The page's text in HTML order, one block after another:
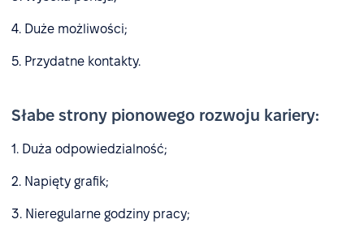
4. Duże możliwości;
5. Przydatne kontakty.
Słabe strony pionowego rozwoju kariery:
1. Duża odpowiedzialność;
2. Napięty grafik;
3. Nieregularne godziny pracy;